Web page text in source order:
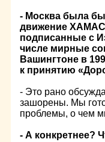
- Москва была
движение ХАМАС
подписанные с
числе мирные
Вашингтоне в
к принятию
- Это рано
зашорены. Мы
проблемы, о чем
- А конкретнее?